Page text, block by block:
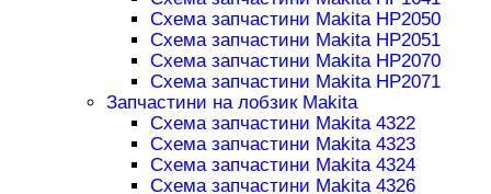
Схема запчастини Makita HP2050
Схема запчастини Makita HP2051
Схема запчастини Makita HP2070
Схема запчастини Makita HP2071
Запчастини на лобзик Makita
Схема запчастини Makita 4322
Схема запчастини Makita 4323
Схема запчастини Makita 4324
Схема запчастини Makita 4326